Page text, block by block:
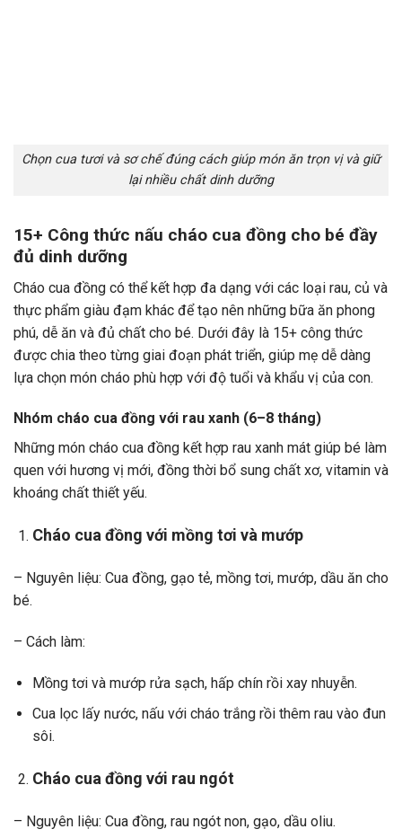
Chọn cua tươi và sơ chế đúng cách giúp món ăn trọn vị và giữ
lại nhiều chất dinh dưỡng
15+ Công thức nấu cháo cua đồng cho bé đầy
đủ dinh dưỡng
Cháo cua đồng có thể kết hợp đa dạng với các loại rau, củ và
thực phẩm giàu đạm khác để tạo nên những bữa ăn phong
phú, dễ ăn và đủ chất cho bé. Dưới đây là 15+ công thức
được chia theo từng giai đoạn phát triển, giúp mẹ dễ dàng
lựa chọn món cháo phù hợp với độ tuổi và khẩu vị của con.
Nhóm cháo cua đồng với rau xanh (6–8 tháng)
Những món cháo cua đồng kết hợp rau xanh mát giúp bé làm
quen với hương vị mới, đồng thời bổ sung chất xơ, vitamin và
khoáng chất thiết yếu.
Cháo cua đồng với mồng tơi và mướp
– Nguyên liệu: Cua đồng, gạo tẻ, mồng tơi, mướp, dầu ăn cho
bé.
– Cách làm:
Mồng tơi và mướp rửa sạch, hấp chín rồi xay nhuyễn.
Cua lọc lấy nước, nấu với cháo trắng rồi thêm rau vào đun
sôi.
Cháo cua đồng với rau ngót
– Nguyên liệu: Cua đồng, rau ngót non, gạo, dầu oliu.